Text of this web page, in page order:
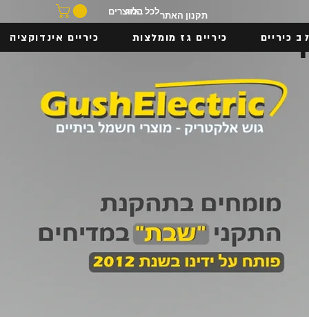
בלוג
לכל המוצרים
כיריים כיריים גז מומלצות כיריים אינדוקציה
תקנון האתר